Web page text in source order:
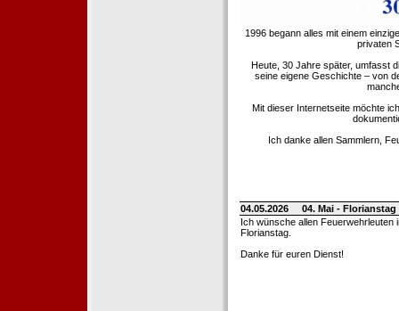
1996 begann alles mit einem
privaten
Heute, 30 Jahre später, umfasst
seine eigene Geschichte – von
Mit dieser Internetseite möchte
Ich danke allen Sammlern,
04.05.2026
04. Mai -
Ich wünsche allen Feuerwehrleuten
Florianstag.
Danke für euren Dienst!